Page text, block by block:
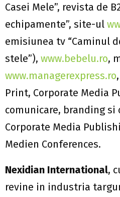
Casei Mele”, revista de
echipamente”, site-ul
emisiunea tv “Caminul
stele”), www.bebelu.ro,
www.managerexpress.ro
Print, Corporate Media
comunicare, branding si
Corporate Media
Medien Conferences.
Nexidian International,
revine in industria